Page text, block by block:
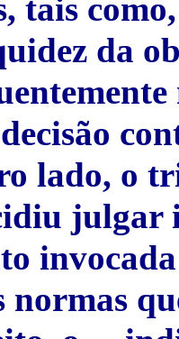
tais
da
lado, o
julgar
normas